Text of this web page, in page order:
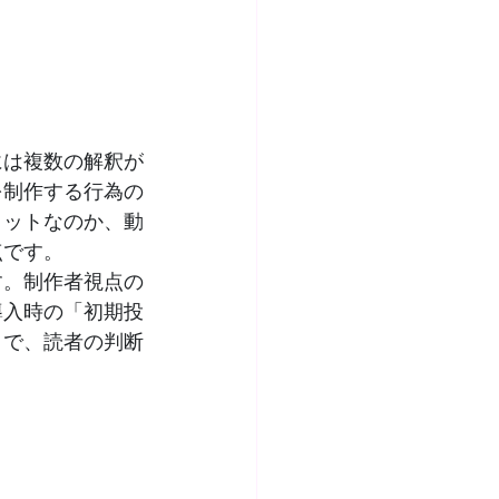
複数の解釈が
作する行為の
トなのか、動
す。
制作者視点の
時の「初期投
、読者の判断